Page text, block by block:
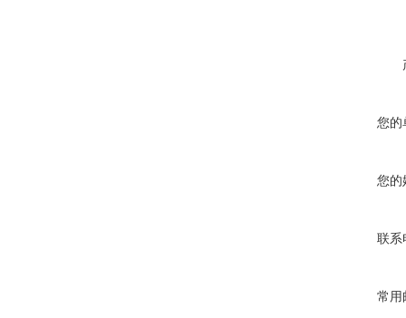
您的
您的
联系
常用